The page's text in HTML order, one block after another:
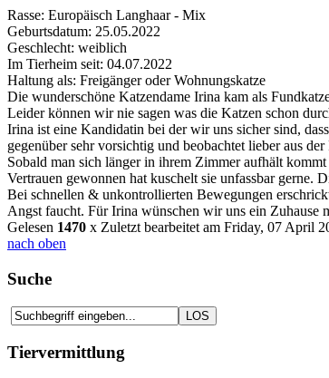
Rasse: Europäisch Langhaar - Mix
Geburtsdatum: 25.05.2022
Geschlecht: weiblich
Im Tierheim seit: 04.07.2022
Haltung als: Freigänger oder Wohnungskatze
Die wunderschöne Katzendame Irina kam als
Leider können wir nie sagen was die Katzen schon
Irina ist eine Kandidatin bei der wir uns sicher sind,
gegenüber sehr vorsichtig und beobachtet lieber aus
Sobald man sich länger in ihrem Zimmer aufhält
Vertrauen gewonnen hat kuschelt sie unfassbar gerne.
Bei schnellen & unkontrollierten Bewegungen
Angst faucht. Für Irina wünschen wir uns ein Zuhause
Gelesen 1470 x Zuletzt bearbeitet am Friday, 07 April
nach oben
Suche
Tiervermittlung